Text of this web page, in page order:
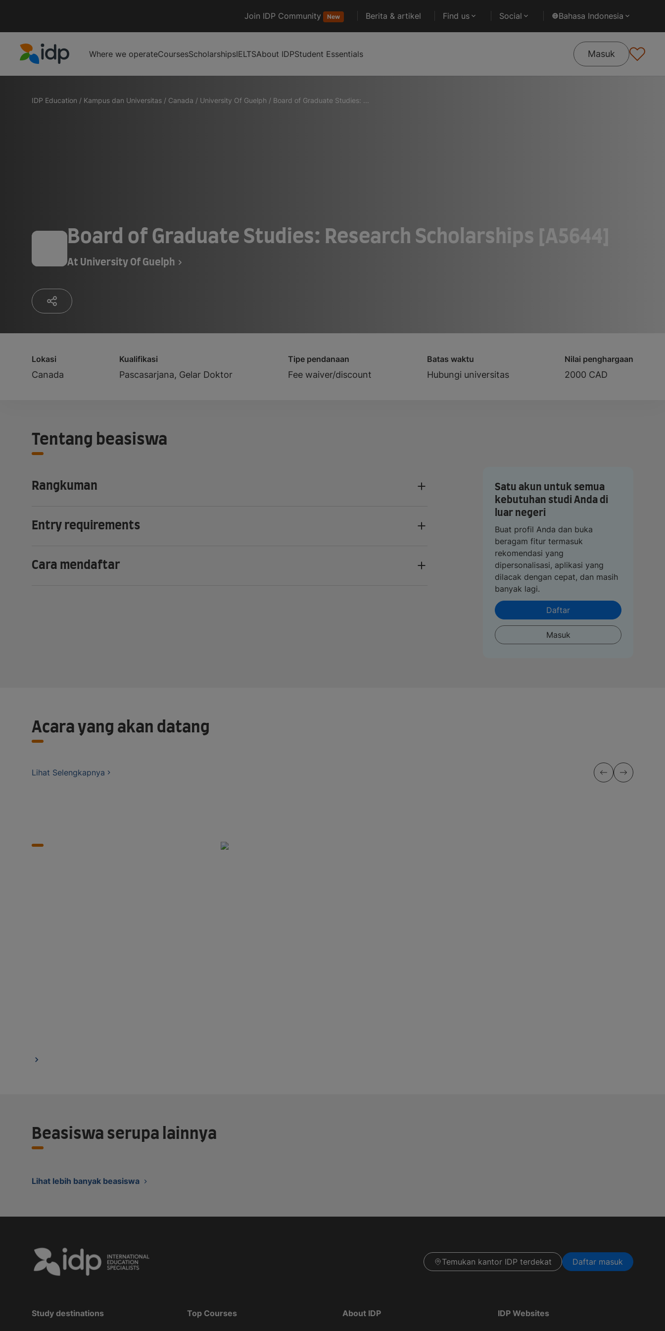
Join IDP Community New Berita & artikel Find us Social Bahasa Indonesia
Where we operateCoursesScholarshipsIELTSAbout IDPStudent Essentials Masuk
IDP Education / Kampus dan Universitas / Canada / University Of Guelph / Board of Graduate Studies: ...
Board of Graduate Studies: Research Scholarships [A5644]
At University Of Guelph
Lokasi
Canada
Kualifikasi
Pascasarjana, Gelar Doktor
Tipe pendanaan
Fee waiver/discount
Batas waktu
Hubungi universitas
Nilai penghargaan
2000 CAD
Tentang beasiswa
Rangkuman
Entry requirements
Cara mendaftar
Satu akun untuk semua
kebutuhan studi Anda di
luar negeri
Buat profil Anda dan buka
beragam fitur termasuk
rekomendasi yang
dipersonalisasi, aplikasi yang
dilacak dengan cepat, dan masih
banyak lagi.
Daftar
Masuk
Acara yang akan datang
Lihat Selengkapnya
Beasiswa serupa lainnya
Lihat lebih banyak beasiswa
Temukan kantor IDP terdekat Daftar masuk
Study destinations Top Courses About IDP IDP Websites